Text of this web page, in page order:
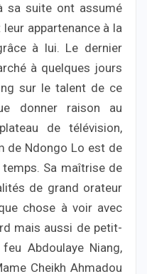
sa suite ont assumé
appartenance à la
à lui. Le dernier
à quelques jours
sur le talent de ce
donner raison au
de télévision,
de Ndongo Lo est de
Sa maîtrise de
de grand orateur
chose à voir avec
mais aussi de petit-
Abdoulaye Niang,
Cheikh Ahmadou